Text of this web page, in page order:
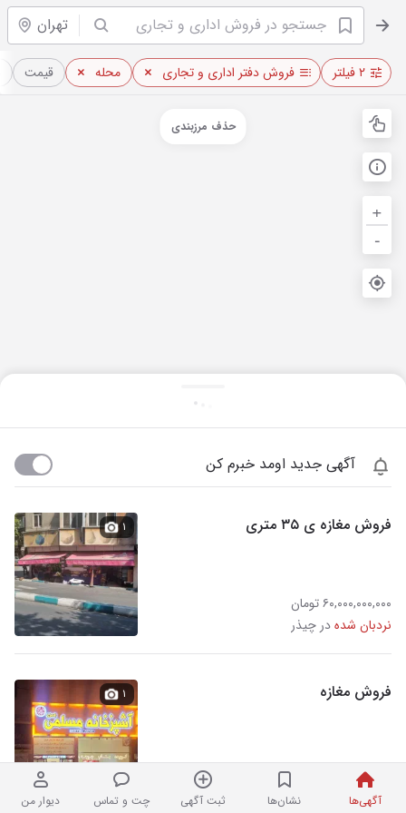
تهران
آگهی‌ها نشان‌ها ثبت آگهی چت و تماس دیوار من
۲ فیلتر فروش دفتر اداری و تجاری محله قیمت
+
-
حذف مرزبندی
آگهی جدید اومد خبرم کن
فروش مغازه ی ۳۵ متری
۶۰,۰۰۰,۰۰۰,۰۰۰ تومان
نردبان شدهدر چیذر
۱
فروش مغازه
۲۸۰,۰۰۰,۰۰۰,۰۰۰ تومان
۱